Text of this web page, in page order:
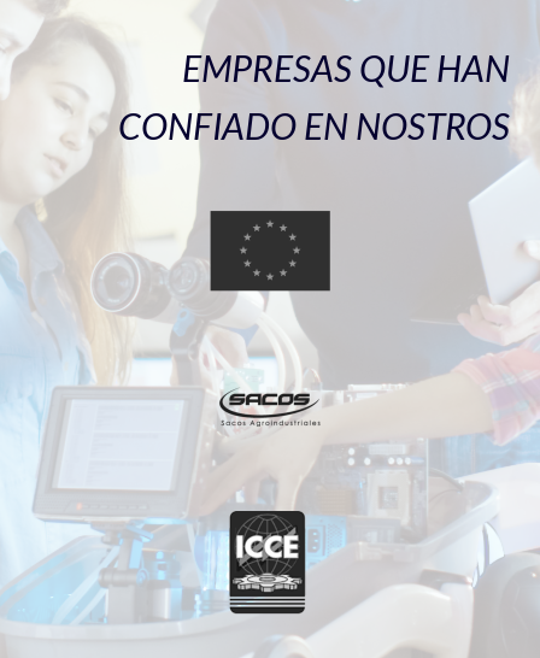
EMPRESAS QUE HAN
CONFIADO EN NOSTROS